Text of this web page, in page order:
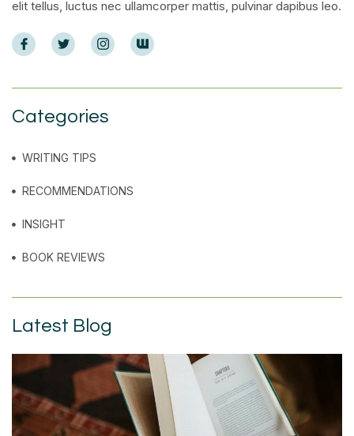
elit tellus, luctus nec ullamcorper mattis, pulvinar dapibus leo.
Categories
WRITING TIPS
RECOMMENDATIONS
INSIGHT
BOOK REVIEWS
Latest Blog